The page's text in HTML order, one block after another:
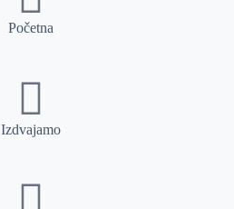
Početna
Izdvajamo